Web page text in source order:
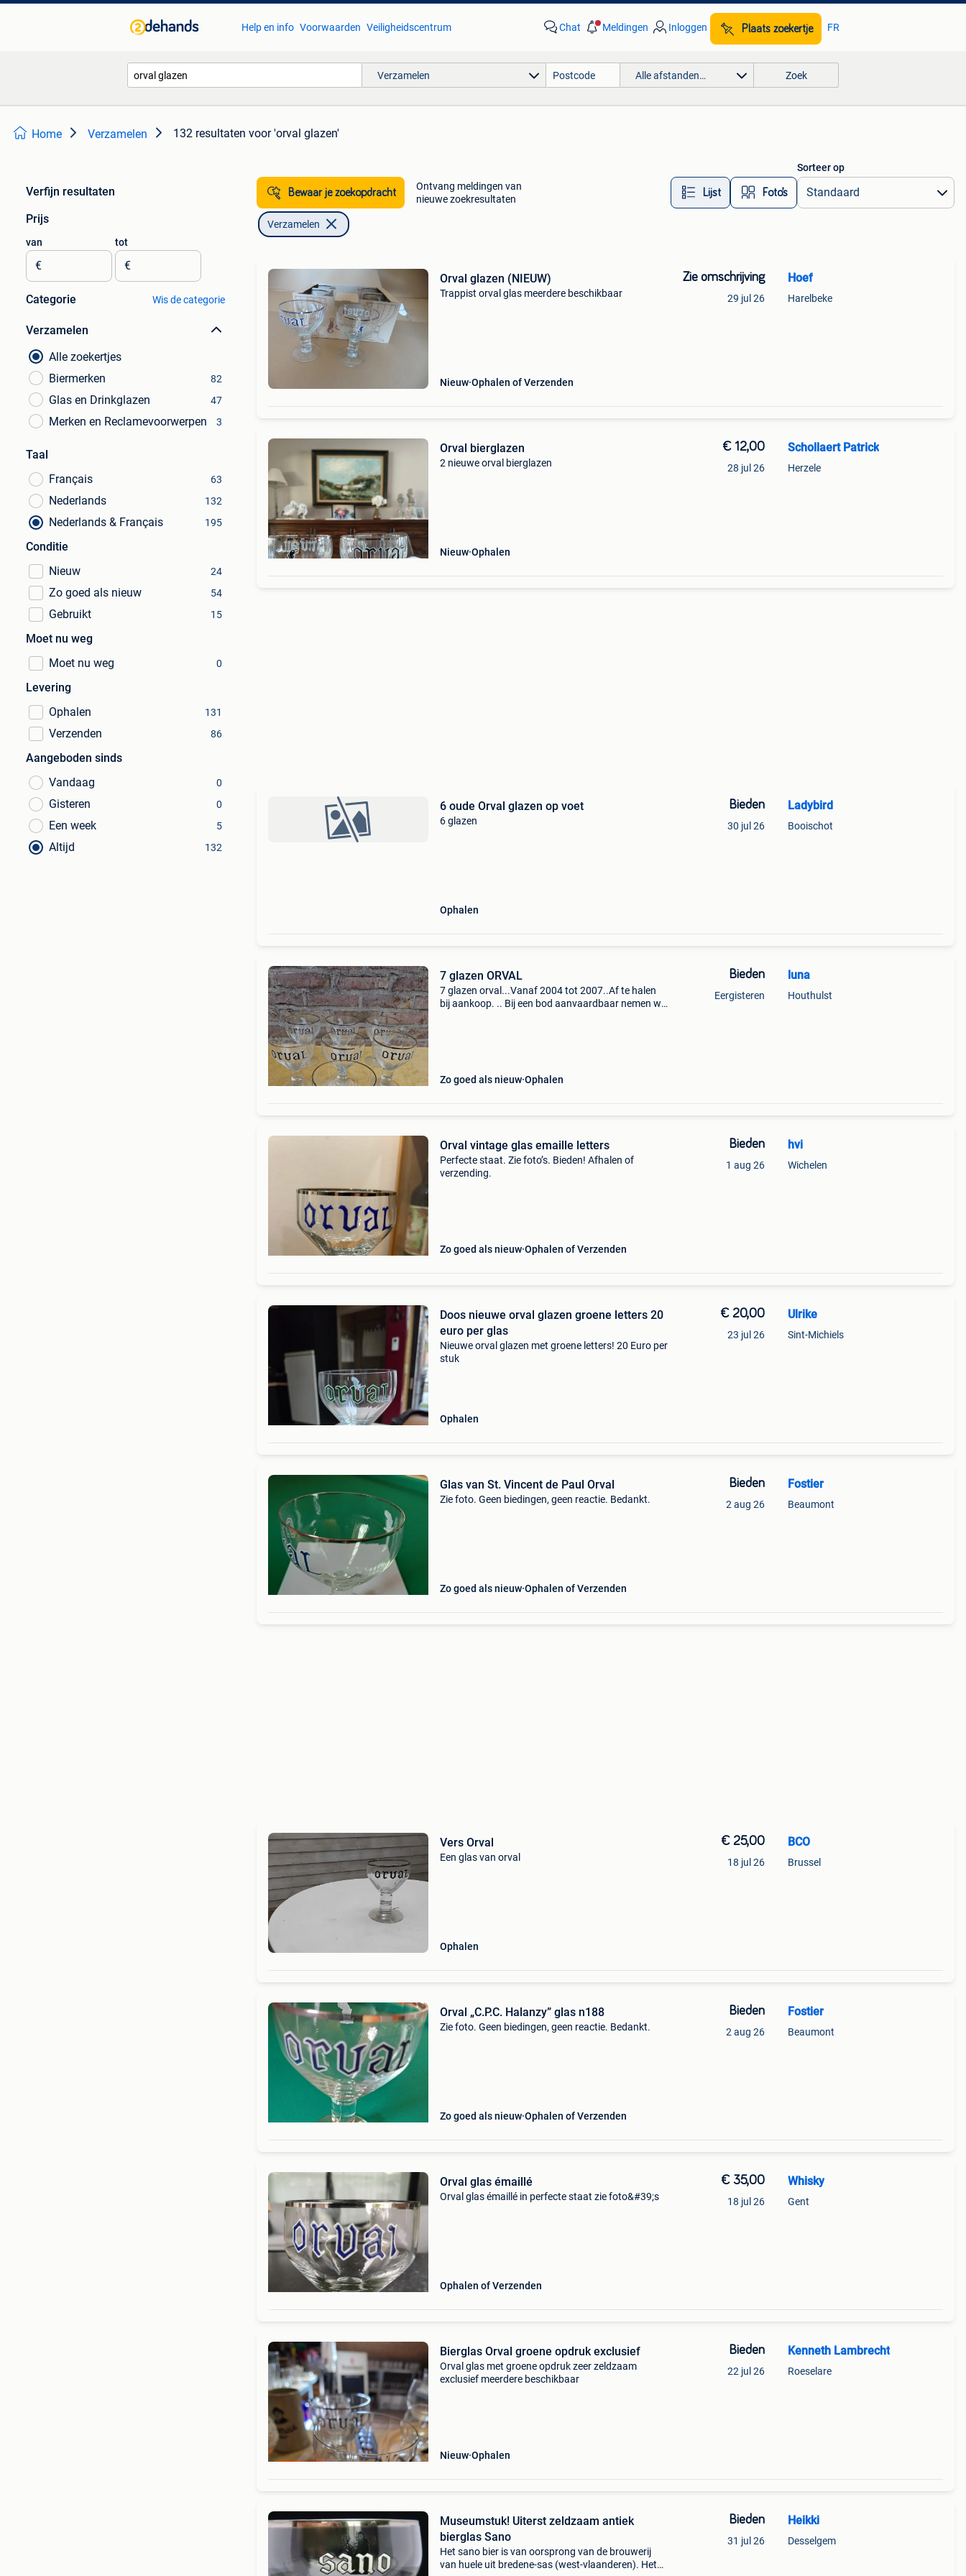
Help en info Voorwaarden Veiligheidscentrum Chat Meldingen Inloggen Plaats zoekertje FR
Verzamelen Alle afstanden… Zoek
Home Verzamelen 132 resultaten voor 'orval glazen'
Verfijn resultaten
Prijs
van
€
tot
€
Categorie Wis de categorie
Verzamelen
Alle zoekertjes
Biermerken
82
Glas en Drinkglazen 47
Merken en Reclamevoorwerpen 3
Taal
Français
63
Nederlands 132
Nederlands & Français 195
Conditie
Nieuw
24
Zo goed als nieuw 54
Gebruikt 15
Moet nu weg
Moet nu weg
0
Levering
Ophalen
131
Verzenden 86
Aangeboden sinds
Vandaag
0
Gisteren 0
Een week 5
Altijd 132
Bewaar je zoekopdracht
Ontvang meldingen van
nieuwe zoekresultaten
Lijst Foto’s
Sorteer op
Verzamelen
Orval glazen (NIEUW)
Trappist orval glas meerdere beschikbaar
Nieuw Ophalen of Verzenden
Zie omschrijving
29 jul 26
Hoef
Harelbeke
Orval bierglazen
2 nieuwe orval bierglazen
Nieuw Ophalen
€ 12,00
28 jul 26
Schollaert Patrick
Herzele
6 oude Orval glazen op voet
6 glazen
Ophalen
Bieden
30 jul 26
Ladybird
Booischot
7 glazen ORVAL
7 glazen orval...Vanaf 2004 tot 2007..Af te halen
bij aankoop. .. Bij een bod aanvaardbaar nemen wij
Zo goed als nieuw Ophalen
Bieden
Eergisteren
luna
Houthulst
Orval vintage glas emaille letters
Perfecte staat. Zie foto’s. Bieden! Afhalen of
verzending.
Zo goed als nieuw Ophalen of Verzenden
Bieden
1 aug 26
hvi
Wichelen
Doos nieuwe orval glazen groene letters 20
euro per glas
Nieuwe orval glazen met groene letters! 20 Euro per
stuk
Ophalen
€ 20,00
23 jul 26
Ulrike
Sint-Michiels
Glas van St. Vincent de Paul Orval
Zie foto. Geen biedingen, geen reactie. Bedankt.
Zo goed als nieuw Ophalen of Verzenden
Bieden
2 aug 26
Fostier
Beaumont
Vers Orval
Een glas van orval
Ophalen
€ 25,00
18 jul 26
BCO
Brussel
Orval „C.P.C. Halanzy” glas n188
Zie foto. Geen biedingen, geen reactie. Bedankt.
Zo goed als nieuw Ophalen of Verzenden
Bieden
2 aug 26
Fostier
Beaumont
Orval glas émaillé
Orval glas émaillé in perfecte staat zie foto&#39;s
Ophalen of Verzenden
€ 35,00
18 jul 26
Whisky
Gent
Bierglas Orval groene opdruk exclusief
Orval glas met groene opdruk zeer zeldzaam
exclusief meerdere beschikbaar
Nieuw Ophalen
Bieden
22 jul 26
Kenneth Lambrecht
Roeselare
Museumstuk! Uiterst zeldzaam antiek
bierglas Sano
Het sano bier is van oorsprong van de brouwerij
van huele uit bredene-sas (west-vlaanderen). Het
Bieden
31 jul 26
Heikki
Desselgem